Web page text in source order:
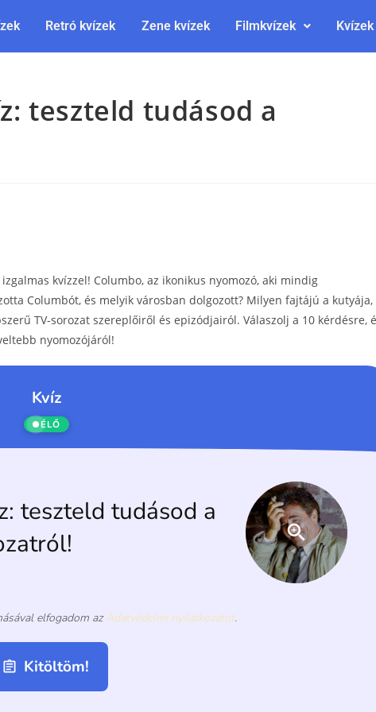
Retró kvízek Zene kvízek Filmkvízek Kvízek
teszteld tudásod a
kvízzel! Columbo, az ikonikus nyomozó, aki mindig
Columbót, és melyik városban dolgozott? Milyen fajtájú a kutyája,
TV-sorozat szereplőiről és epizódjairól. Válaszolj a 10 kérdésre,
nyomozójáról!